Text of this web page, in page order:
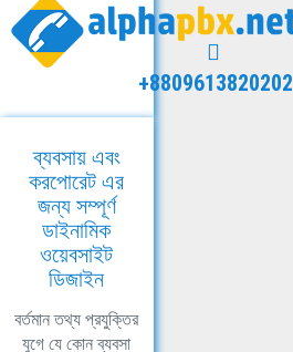
+8809613820202
ব্যবসায় এবং
করপোরেট এর
জন্য সম্পূর্ণ
ডাইনামিক
ওয়েবসাইট
ডিজাইন
বর্তমান তথ্য প্রযুক্তির
যুগে যে কোন ব্যবসা